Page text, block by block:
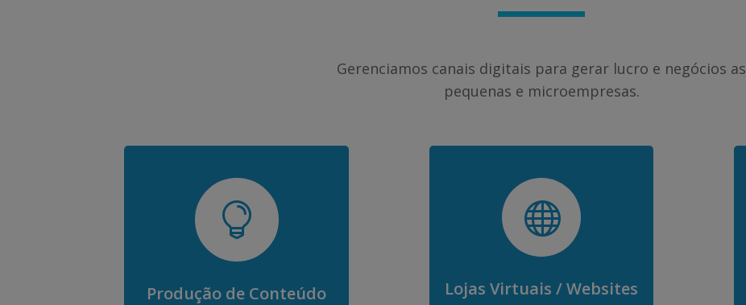
Gerenciamos canais digitais para gerar lucro e negócios as
pequenas e microempresas.

Produção de Conteúdo

Lojas Virtuais / Websites